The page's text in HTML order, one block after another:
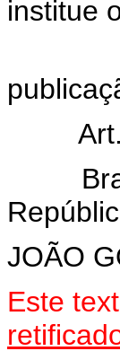
institue
Art.
Art.
JOÃO
Este